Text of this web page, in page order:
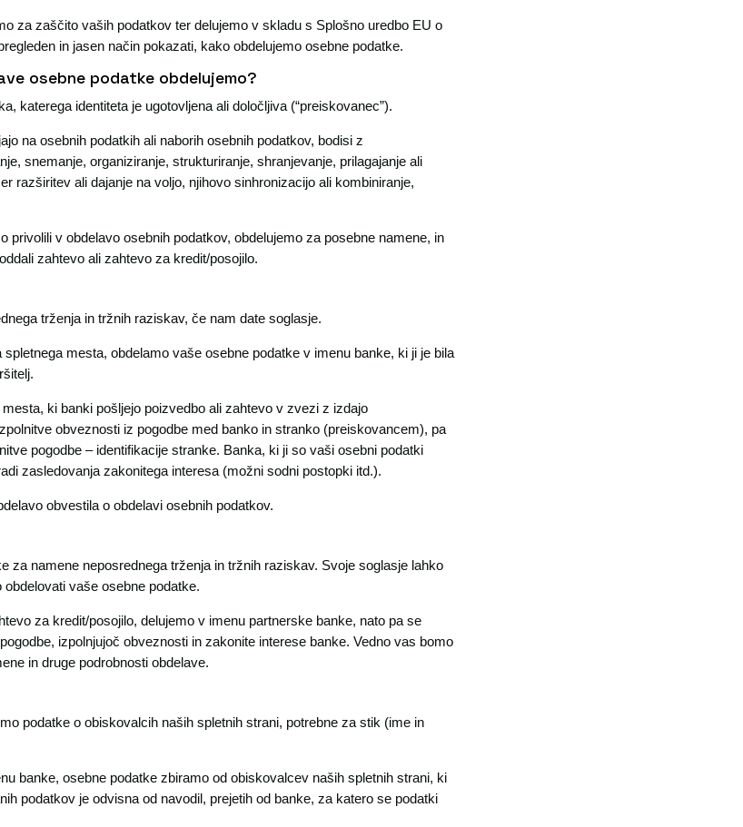
za zaščito vaših podatkov ter delujemo v skladu s Splošno uredbo EU o
in jasen način pokazati, kako obdelujemo osebne podatke.
osebne podatke obdelujemo?
katerega identiteta je ugotovljena ali določljiva (“preiskovanec”).
na osebnih podatkih ali naborih osebnih podatkov, bodisi z
snemanje, organiziranje, strukturiranje, shranjevanje, prilagajanje ali
razširitev ali dajanje na voljo, njihovo sinhronizacijo ali kombiniranje,
v obdelavo osebnih podatkov, obdelujemo za posebne namene, in
zahtevo ali zahtevo za kredit/posojilo.
trženja in tržnih raziskav, če nam date soglasje.
mesta, obdelamo vaše osebne podatke v imenu banke, ki ji je bila
ki banki pošljejo poizvedbo ali zahtevo v zvezi z izdajo
obveznosti iz pogodbe med banko in stranko (preiskovancem), pa
pogodbe – identifikacije stranke. Banka, ki ji so vaši osebni podatki
zasledovanja zakonitega interesa (možni sodni postopki itd.).
obvestila o obdelavi osebnih podatkov.
za namene neposrednega trženja in tržnih raziskav. Svoje soglasje lahko
vaše osebne podatke.
za kredit/posojilo, delujemo v imenu partnerske banke, nato pa se
izpolnjujoč obveznosti in zakonite interese banke. Vedno vas bomo
in druge podrobnosti obdelave.
podatke o obiskovalcih naših spletnih strani, potrebne za stik (ime in
banke, osebne podatke zbiramo od obiskovalcev naših spletnih strani, ki
podatkov je odvisna od navodil, prejetih od banke, za katero se podatki